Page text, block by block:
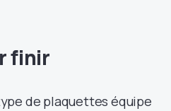
finir
de plaquettes équipe